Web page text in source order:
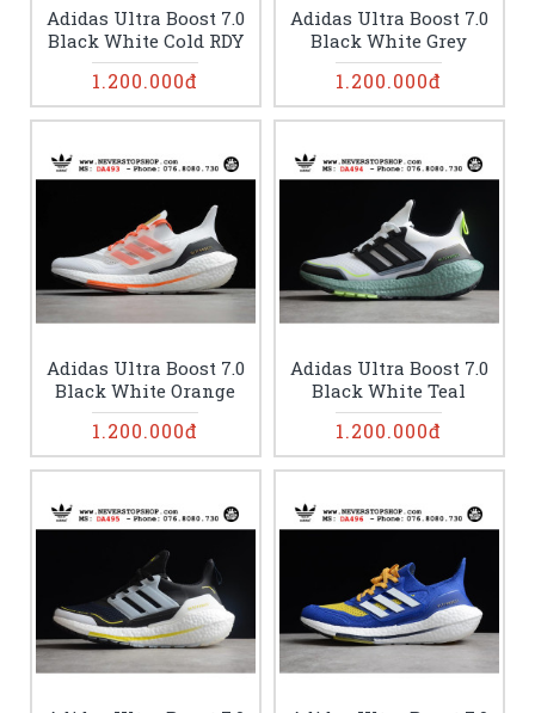
Adidas Ultra Boost 7.0
Black White Cold RDY
1.200.000đ
Adidas Ultra Boost 7.0
Black White Grey
1.200.000đ
Adidas Ultra Boost 7.0
Black White Orange
1.200.000đ
Adidas Ultra Boost 7.0
Black White Teal
1.200.000đ